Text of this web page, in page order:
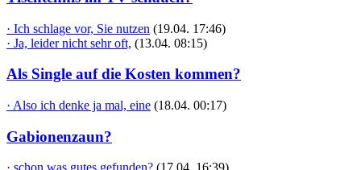
· Ich schlage vor, Sie nutzen (19.04. 17:46)
· Ja, leider nicht sehr oft, (13.04. 08:15)
Als Single auf die Kosten kommen?
· Also ich denke ja mal, eine (18.04. 00:17)
Gabionenzaun?